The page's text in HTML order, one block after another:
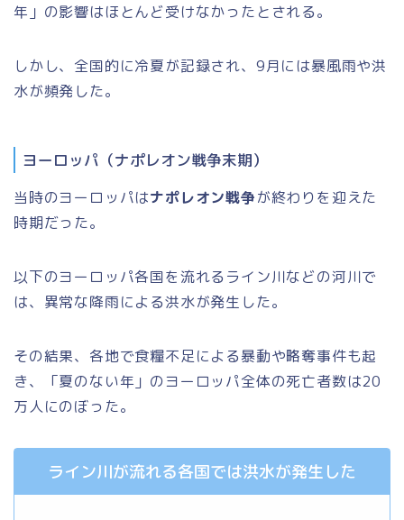
年」の影響はほとんど受けなかったとされる。
しかし、全国的に冷夏が記録され、9月には暴風雨や洪
水が頻発した。
ヨーロッパ（ナポレオン戦争末期）
当時のヨーロッパはナポレオン戦争が終わりを迎えた
時期だった。
以下のヨーロッパ各国を流れるライン川などの河川で
は、異常な降雨による洪水が発生した。
その結果、各地で食糧不足による暴動や略奪事件も起
き、「夏のない年」のヨーロッパ全体の死亡者数は20
万人にのぼった。
ライン川が流れる各国では洪水が発生した